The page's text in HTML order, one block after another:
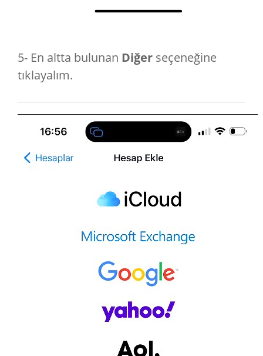
5- En altta bulunan Diğer seçeneğine
tıklayalım.